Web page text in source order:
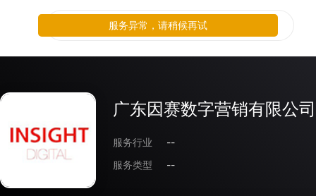
广东因赛数字营销有限公司
服务行业
--
服务类型
--
服务异常，请稍候再试